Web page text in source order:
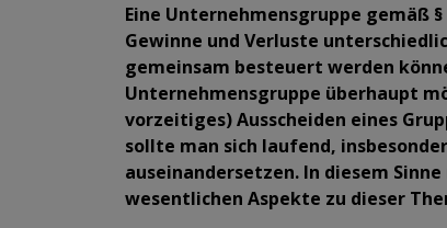
Eine Unternehmensgruppe gemäß
Gewinne und Verluste
gemeinsam besteuert werden
Unternehmensgruppe überhaupt
vorzeitiges) Ausscheiden eines
sollte man sich laufend,
auseinandersetzen. In diesem
wesentlichen Aspekte zu dieser